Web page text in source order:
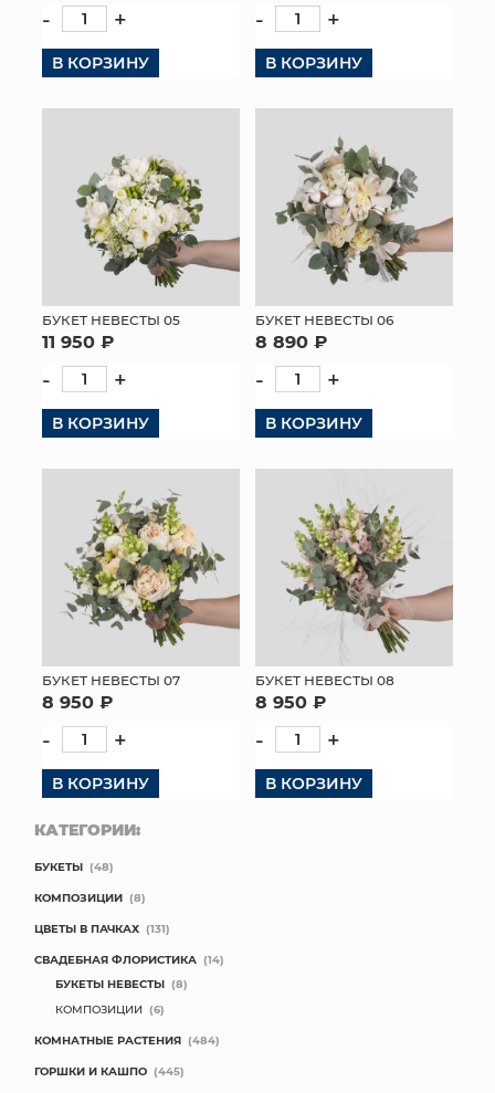
ДОСТАВКА И ОПЛАТА
КОНТАКТЫ
- +
В КОРЗИНУ
- +
В КОРЗИНУ
БУКЕТ НЕВЕСТЫ 05
11 950 ₽
- +
В КОРЗИНУ
БУКЕТ НЕВЕСТЫ 06
8 890 ₽
- +
В КОРЗИНУ
БУКЕТ НЕВЕСТЫ 07
8 950 ₽
- +
В КОРЗИНУ
БУКЕТ НЕВЕСТЫ 08
8 950 ₽
- +
В КОРЗИНУ
КАТЕГОРИИ:
БУКЕТЫ (48)
КОМПОЗИЦИИ (8)
ЦВЕТЫ В ПАЧКАХ (131)
СВАДЕБНАЯ ФЛОРИСТИКА (14)
БУКЕТЫ НЕВЕСТЫ (8)
КОМПОЗИЦИИ (6)
КОМНАТНЫЕ РАСТЕНИЯ (484)
ГОРШКИ И КАШПО (445)